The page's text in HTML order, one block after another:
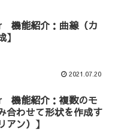
機能紹介：曲線（カ
2021.07.20
機能紹介：複数のモ
合わせて形状を作成す
アン）】